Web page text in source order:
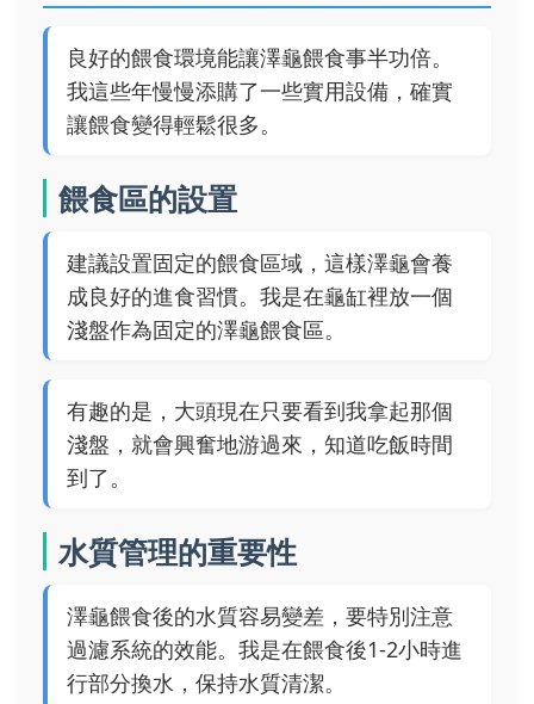
良好的餵食環境能讓澤龜餵食事半功倍。
我這些年慢慢添購了一些實用設備，確實
讓餵食變得輕鬆很多。
餵食區的設置
建議設置固定的餵食區域，這樣澤龜會養
成良好的進食習慣。我是在龜缸裡放一個
淺盤作為固定的澤龜餵食區。
有趣的是，大頭現在只要看到我拿起那個
淺盤，就會興奮地游過來，知道吃飯時間
到了。
水質管理的重要性
澤龜餵食後的水質容易變差，要特別注意
過濾系統的效能。我是在餵食後1-2小時進
行部分換水，保持水質清潔。